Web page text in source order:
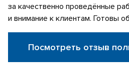
за качественно проведённые
и внимание к клиентам. Готовы
Посмотреть отзыв